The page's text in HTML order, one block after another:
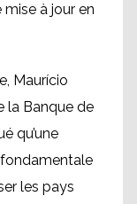
mise à jour en
Maurício
la Banque de
qu’une
les pays